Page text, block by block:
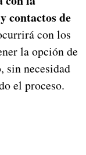
contactos de
con los
la opción de
sin necesidad
el proceso.